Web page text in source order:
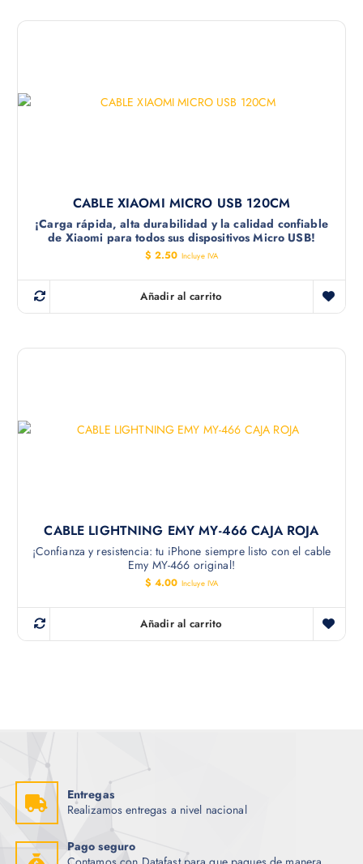
CABLE XIAOMI MICRO USB 120CM
¡Carga rápida, alta durabilidad y la calidad confiable
de Xiaomi para todos sus dispositivos Micro USB!
$ 2.50 Incluye IVA
Añadir al carrito
CABLE LIGHTNING EMY MY-466 CAJA ROJA
¡Confianza y resistencia: tu iPhone siempre listo con el cable
Emy MY-466 original!
$ 4.00 Incluye IVA
Añadir al carrito
Entregas
Realizamos entregas a nivel nacional
Pago seguro